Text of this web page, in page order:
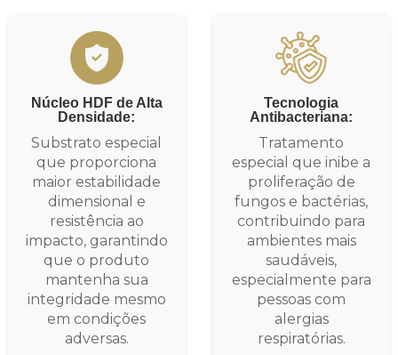
Núcleo HDF de Alta
Densidade:
Substrato especial
que proporciona
maior estabilidade
dimensional e
resistência ao
impacto, garantindo
que o produto
mantenha sua
integridade mesmo
em condições
adversas.
Tecnologia
Antibacteriana:
Tratamento
especial que inibe a
proliferação de
fungos e bactérias,
contribuindo para
ambientes mais
saudáveis,
especialmente para
pessoas com
alergias
respiratórias.